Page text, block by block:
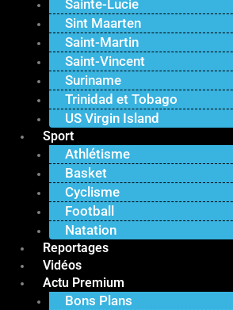
Sainte-Lucie
Sint Maarten
Saint-Martin
Saint-Vincent
Suriname
Trinidad et Tobago
US Virgin Island
Sport
Athlétisme
Basket
Cyclisme
Football
Natation
Reportages
Vidéos
Actu Premium
Bons Plans